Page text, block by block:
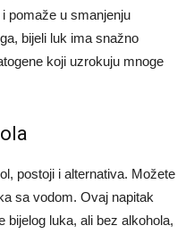
pomaže u smanjenju
bijeli luk ima snažno
koji uzrokuju mnoge
postoji i alternativa. Možete
sa vodom. Ovaj napitak
luka, ali bez alkohola,